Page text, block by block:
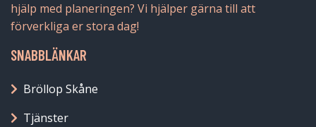
hjälp med planeringen? Vi hjälper gärna till att
förverkliga er stora dag!
SNABBLÄNKAR
Bröllop Skåne
Tjänster